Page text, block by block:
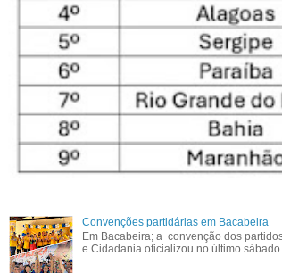
Convenções partidárias em Bacabeira
Em Bacabeira; a convenção dos
e Cidadania oficializou no último